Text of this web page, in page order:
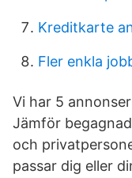
Kreditkarte
Fler enkla
Vi har 5
Jämför
och
passar dig eller